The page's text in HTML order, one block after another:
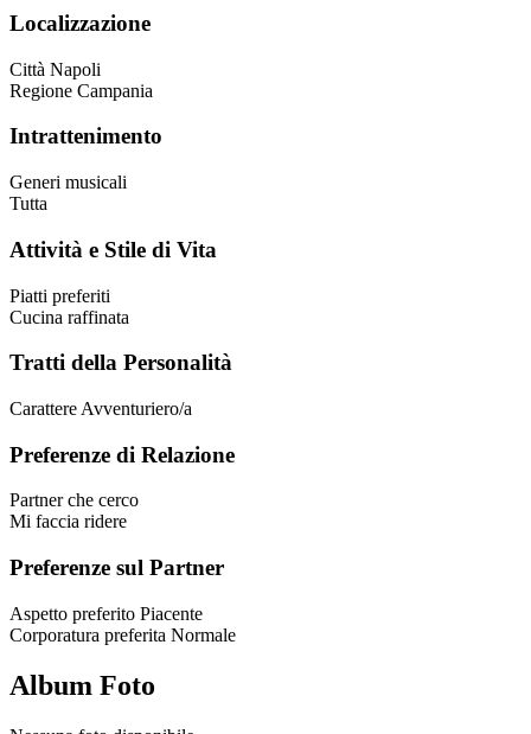
Localizzazione
Città Napoli
Regione Campania
Intrattenimento
Generi musicali
Tutta
Attività e Stile di Vita
Piatti preferiti
Cucina raffinata
Tratti della Personalità
Carattere Avventuriero/a
Preferenze di Relazione
Partner che cerco
Mi faccia ridere
Preferenze sul Partner
Aspetto preferito Piacente
Corporatura preferita Normale
Album Foto